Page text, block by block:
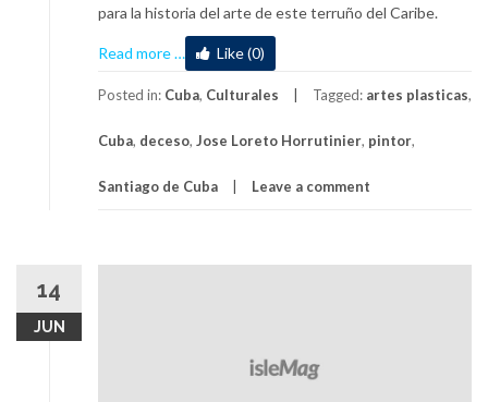
para la historia del arte de este terruño del Caribe.
Read more
about
José
Loreto
uno
los
emblemáticos
… Like (0)
Posted in: Cuba, Culturales Tagged: artes plasticas,
Cuba, deceso, Jose Loreto Horrutinier, pintor,
Santiago de Cuba Leave a comment
14
JUN